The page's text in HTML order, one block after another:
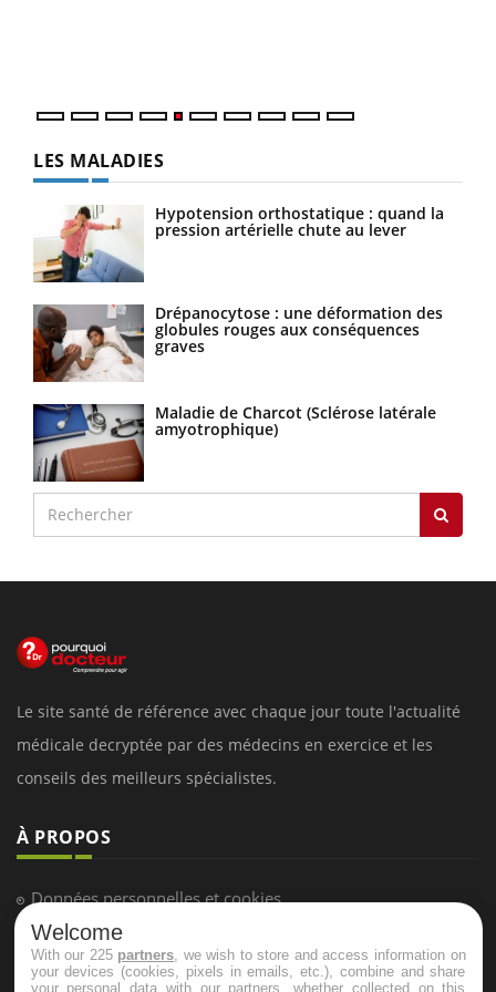
LES MALADIES
Hypotension orthostatique : quand la
pression artérielle chute au lever
Drépanocytose : une déformation des
globules rouges aux conséquences
graves
Maladie de Charcot (Sclérose latérale
amyotrophique)
Le site santé de référence avec chaque jour toute l'actualité
médicale decryptée par des médecins en exercice et les
conseils des meilleurs spécialistes.
À PROPOS
Données personnelles et cookies
Qui sommes-nous
Conditions d'utilisation
Welcome
With our 225 partners , we wish to store and access information on
your devices (cookies, pixels in emails, etc.), combine and share
your personal data with our partners, whether collected on this